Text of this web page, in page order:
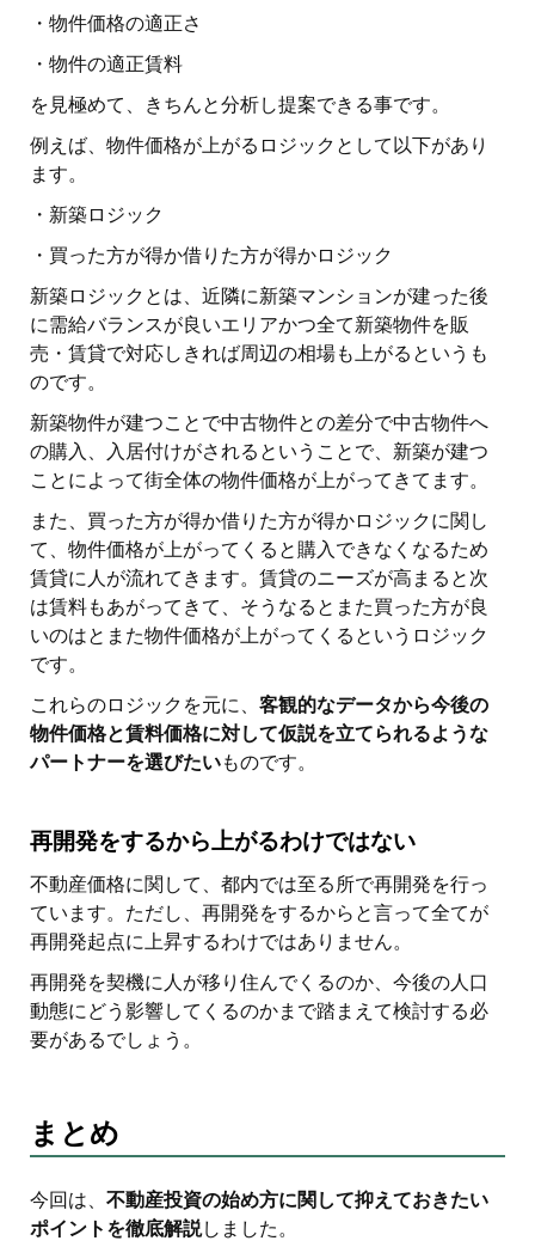
・物件価格の適正さ
・物件の適正賃料
を見極めて、きちんと分析し提案できる事です。
例えば、物件価格が上がるロジックとして以下があり
ます。
・新築ロジック
・買った方が得か借りた方が得かロジック
新築ロジックとは、近隣に新築マンションが建った後
に需給バランスが良いエリアかつ全て新築物件を販
売・賃貸で対応しきれば周辺の相場も上がるというも
のです。
新築物件が建つことで中古物件との差分で中古物件へ
の購入、入居付けがされるということで、新築が建つ
ことによって街全体の物件価格が上がってきてます。
また、買った方が得か借りた方が得かロジックに関し
て、物件価格が上がってくると購入できなくなるため
賃貸に人が流れてきます。賃貸のニーズが高まると次
は賃料もあがってきて、そうなるとまた買った方が良
いのはとまた物件価格が上がってくるというロジック
です。
これらのロジックを元に、 客観的なデータから今後の
物件価格と賃料価格に対して仮説を立てられるような
パートナーを選びたいものです。
再開発をするから上がるわけではない
不動産価格に関して、都内では至る所で再開発を行っ
ています。ただし、再開発をするからと言って全てが
再開発起点に上昇するわけではありません。
再開発を契機に人が移り住んでくるのか、今後の人口
動態にどう影響してくるのかまで踏まえて検討する必
要があるでしょう。
まとめ
今回は、 不動産投資の始め方に関して抑えておきたい
ポイントを徹底解説しました。